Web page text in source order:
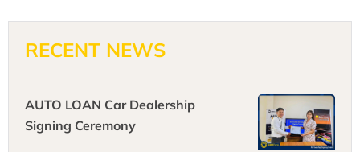
RECENT NEWS
AUTO LOAN Car Dealership
Signing Ceremony